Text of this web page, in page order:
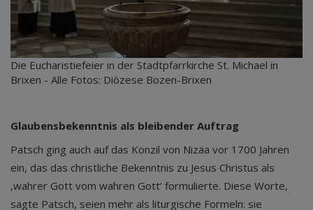
Die Eucharistiefeier in der Stadtpfarrkirche St. Michael in
Brixen - Alle Fotos: Diözese Bozen-Brixen
Glaubensbekenntnis als bleibender Auftrag
Patsch ging auch auf das Konzil von Nizäa vor 1700 Jahren
ein, das das christliche Bekenntnis zu Jesus Christus als
‚wahrer Gott vom wahren Gott‘ formulierte. Diese Worte,
sagte Patsch, seien mehr als liturgische Formeln: sie